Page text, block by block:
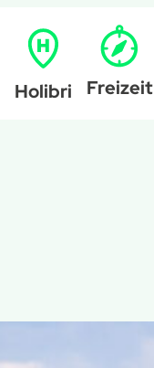
Holibri Freizeit